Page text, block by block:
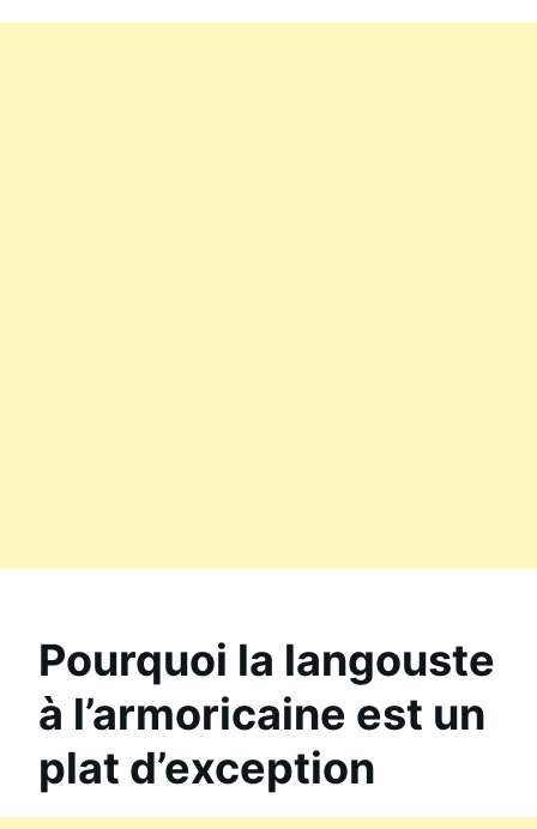
Pourquoi la langouste
à l’armoricaine est un
plat d’exception